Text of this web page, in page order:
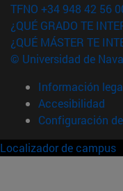
TFNO +34 948 42 56
¿QUÉ GRADO TE
¿QUÉ MÁSTER TE
© Universidad de
Información
Accesibilidad
Configuración
Localizador de campus